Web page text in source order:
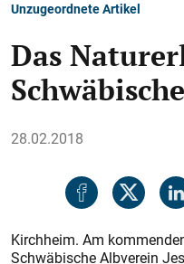
Unzugeordnete Artikel
Das
28.02.2018
Kirchheim. Am
Schwäbische Albverein